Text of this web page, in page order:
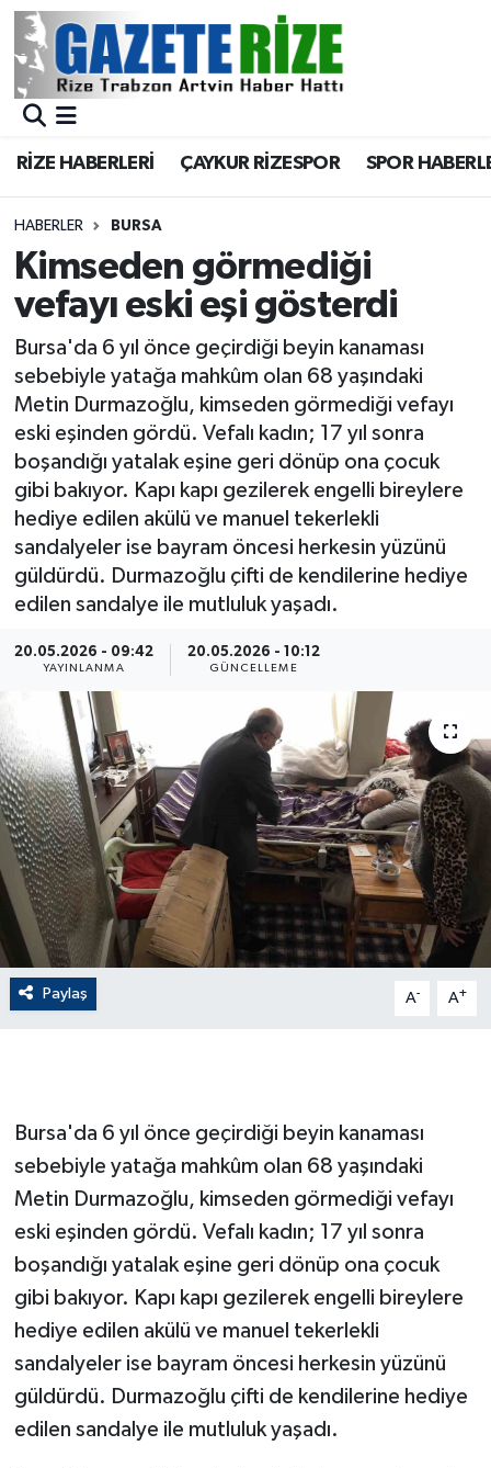
RİZE HABERLERİ ÇAYKUR RİZESPOR SPOR
HABERLER BURSA
Kimseden görmediği
vefayı eski eşi gösterdi
Bursa'da 6 yıl önce geçirdiği beyin kanaması
sebebiyle yatağa mahkûm olan 68 yaşındaki
Metin Durmazoğlu, kimseden görmediği vefayı
eski eşinden gördü. Vefalı kadın; 17 yıl sonra
boşandığı yatalak eşine geri dönüp ona çocuk
gibi bakıyor. Kapı kapı gezilerek engelli bireylere
hediye edilen akülü ve manuel tekerlekli
sandalyeler ise bayram öncesi herkesin yüzünü
güldürdü. Durmazoğlu çifti de kendilerine hediye
edilen sandalye ile mutluluk yaşadı.
20.05.2026 - 09:42
YAYINLANMA
20.05.2026 - 10:12
GÜNCELLEME
Paylaş A- A+
Bursa'da 6 yıl önce geçirdiği beyin kanaması
sebebiyle yatağa mahkûm olan 68 yaşındaki
Metin Durmazoğlu, kimseden görmediği vefayı
eski eşinden gördü. Vefalı kadın; 17 yıl sonra
boşandığı yatalak eşine geri dönüp ona çocuk
gibi bakıyor. Kapı kapı gezilerek engelli bireylere
hediye edilen akülü ve manuel tekerlekli
sandalyeler ise bayram öncesi herkesin yüzünü
güldürdü. Durmazoğlu çifti de kendilerine hediye
edilen sandalye ile mutluluk yaşadı.
BÖLGEMİZ
Asayiş
Rize Jandarma Komutanlığı
Bilim Teknoloji
Advertising news
Canlı Maç
ÇEVRE
Dış Haberler
Dünya
EĞİTİM
EKONOMİ
English News
Finans
Flaş Haber
Gayrimenkul
Güvenlik
HABERDE İNSAN
İNSAN
İş Dünyası
Jandarma
Kadın
Merkez Nöbetçi Eczaneler
Merkez Trafik Yoğunluk Haritası
Süper Lig Puan Durumu ve Fikstür
Tüm Manşetler
Son Dakika Haberleri
Haber Arşivi